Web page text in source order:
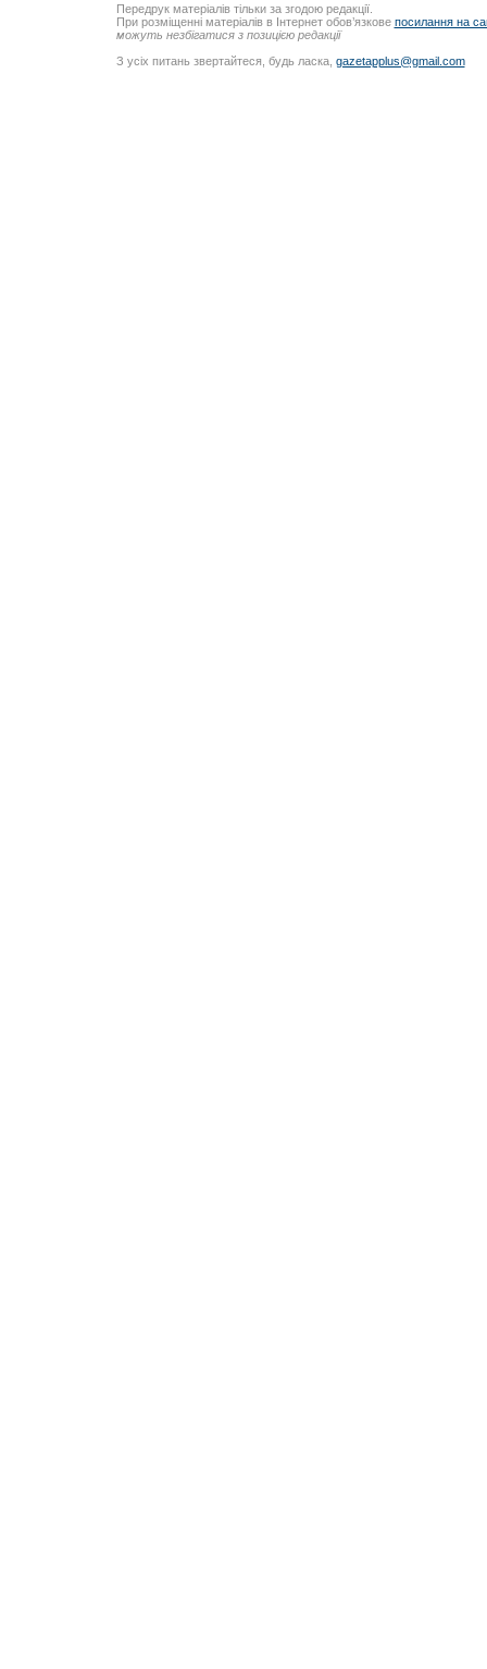
Передрук матеріалів тільки за згодою редакції.
При розміщенні матеріалів в Інтернет обов’язкове посилання на
можуть незбігатися з позицією редакції
З усіх питань звертайтеся, будь ласка, gazetapplus@gmail.com